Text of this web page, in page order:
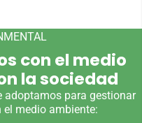
con el medio
la sociedad
adoptamos para gestionar
medio ambiente: